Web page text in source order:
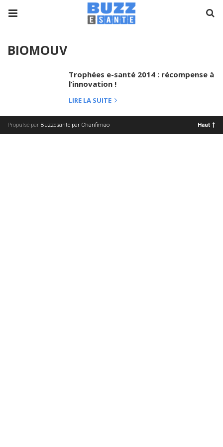
BIOMOUV
Trophées e-santé 2014 : récompense à
l’innovation !
LIRE LA SUITE
Propulsé par Buzzesante par Chanfimao Haut